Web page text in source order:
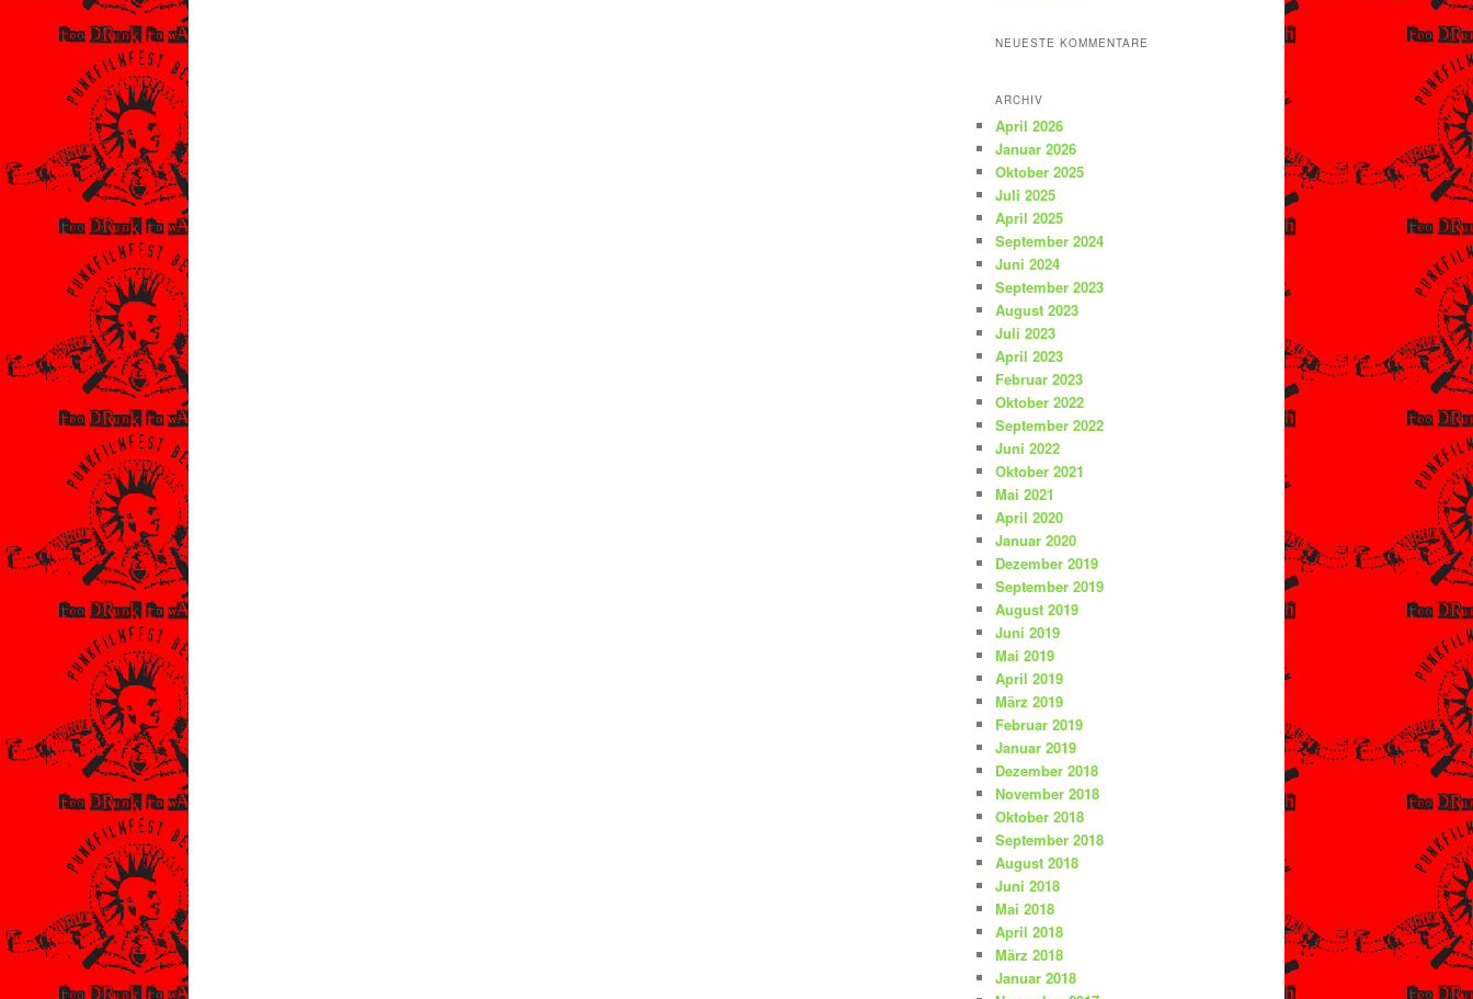
NEUESTE KOMMENTARE
ARCHIV
April 2026
Januar 2026
Oktober 2025
Juli 2025
April 2025
September 2024
Juni 2024
September 2023
August 2023
Juli 2023
April 2023
Februar 2023
Oktober 2022
September 2022
Juni 2022
Oktober 2021
Mai 2021
April 2020
Januar 2020
Dezember 2019
September 2019
August 2019
Juni 2019
Mai 2019
April 2019
März 2019
Februar 2019
Januar 2019
Dezember 2018
November 2018
Oktober 2018
September 2018
August 2018
Juni 2018
Mai 2018
April 2018
März 2018
Januar 2018